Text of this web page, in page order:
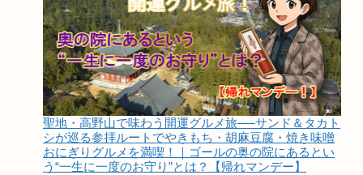
聖地・高野山で味わう開運グルメ旅──サンド＆タカト
シが巡る参拝ルートでやきもち・胡麻豆腐・焼き味噌
おにぎりグルメを満喫！｜ゴールの奥の院にあるとい
う“一生に一度のお守り”とは？【帰れマンデー】